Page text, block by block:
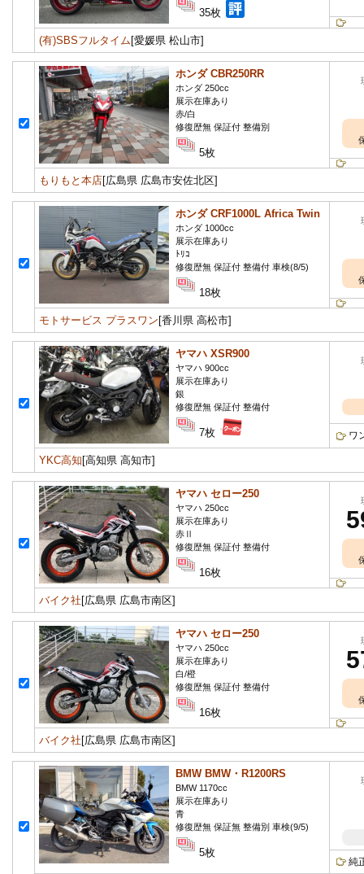
35枚
(有)SBSフルタイム [愛媛県 松山市]
ホンダ CBR250RR
ホンダ 250cc
展示在庫あり
赤/白
修復歴無 保証付 整備別
5枚
もりもと本店[広島県 広島市安佐北区]
ホンダ CRF1000L Africa Twin
ホンダ 1000cc
展示在庫あり
ﾄﾘｺ
修復歴無 保証付 整備付 車検(8/5)
18枚
モトサービス プラスワン [香川県 高松市]
ヤマハ XSR900
ヤマハ 900cc
展示在庫あり
銀
修復歴無 保証付 整備付
7枚 ワ
YKC高知 [高知県 高知市]
ヤマハ セロー250
ヤマハ 250cc
展示在庫あり
赤Ⅱ
修復歴無 保証付 整備付
16枚
バイク社 [広島県 広島市南区]
ヤマハ セロー250
ヤマハ 250cc
展示在庫あり
白/橙
修復歴無 保証付 整備付
16枚
バイク社 [広島県 広島市南区]
BMW BMW・R1200RS
BMW 1170cc
展示在庫あり
青
修復歴無 保証無 整備別 車検(9/5)
5枚
純